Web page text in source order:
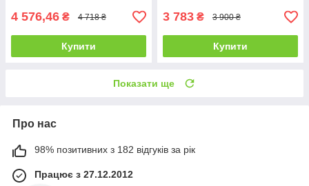
4 576,46 ₴ 4 718 ₴
Купити
3 783 ₴ 3 900 ₴
Купити
Показати ще
Про нас
98% позитивних з 182 відгуків за рік
Працює з 27.12.2012